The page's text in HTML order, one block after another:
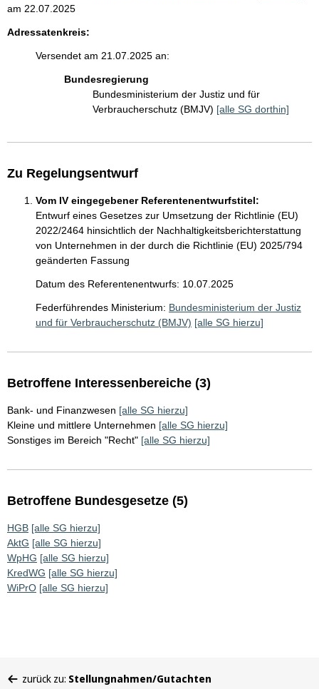
am 22.07.2025
Adressatenkreis:
Versendet am 21.07.2025 an:
Bundesregierung
Bundesministerium der Justiz und für
Verbraucherschutz (BMJV) [alle SG dorthin]
Zu Regelungsentwurf
Vom IV eingegebener Referentenentwurfstitel:
Entwurf eines Gesetzes zur Umsetzung der Richtlinie (EU)
2022/2464 hinsichtlich der Nachhaltigkeitsberichterstattung
von Unternehmen in der durch die Richtlinie (EU) 2025/794
geänderten Fassung
Datum des Referentenentwurfs: 10.07.2025
Federführendes Ministerium: Bundesministerium der Justiz
und für Verbraucherschutz (BMJV) [alle SG hierzu]
Betroffene Interessenbereiche (3)
Bank- und Finanzwesen [alle SG hierzu]
Kleine und mittlere Unternehmen [alle SG hierzu]
Sonstiges im Bereich "Recht" [alle SG hierzu]
Betroffene Bundesgesetze (5)
HGB [alle SG hierzu]
AktG [alle SG hierzu]
WpHG [alle SG hierzu]
KredWG [alle SG hierzu]
WiPrO [alle SG hierzu]
zurück zu: Stellungnahmen/Gutachten